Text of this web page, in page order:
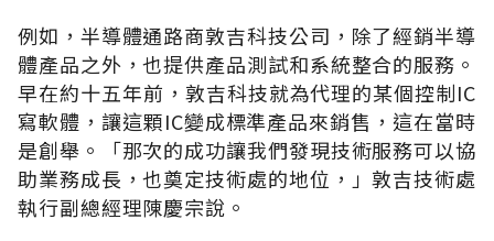
例如，半導體通路商敦吉科技公司，除了經銷半導
體產品之外，也提供產品測試和系統整合的服務。
早在約十五年前，敦吉科技就為代理的某個控制IC
寫軟體，讓這顆IC變成標準產品來銷售，這在當時
是創舉。「那次的成功讓我們發現技術服務可以協
助業務成長，也奠定技術處的地位，」敦吉技術處
執行副總經理陳慶宗說。